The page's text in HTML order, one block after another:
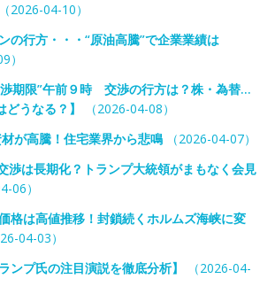
（2026-04-10）
の行方・・・“原油高騰”で企業業績は
）
期限”午前９時 交渉の行方は？株・為替…
うなる？】
（2026-04-08）
が高騰！住宅業界から悲鳴（2026-04-07）
は長期化？トランプ大統領がまもなく会見
06）
格は高値推移！封鎖続くホルムズ海峡に変
04-03）
ンプ氏の注目演説を徹底分析】
（2026-04-